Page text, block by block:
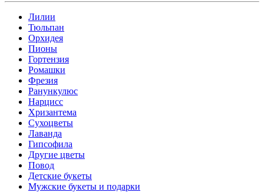
Лилии
Тюльпан
Орхидея
Пионы
Гортензия
Ромашки
Фрезия
Ранункулюс
Нарцисс
Хризантема
Сухоцветы
Лаванда
Гипсофила
Другие цветы
Повод
Детские букеты
Мужские букеты и подарки